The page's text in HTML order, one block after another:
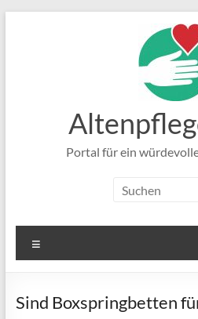
Portal für ein
Sind Boxspringbetten